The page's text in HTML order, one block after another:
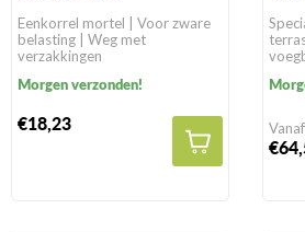
Eenkorrel mortel | Voor zware
belasting | Weg met
verzakkingen
Morgen verzonden!
€18,23 Vanaf